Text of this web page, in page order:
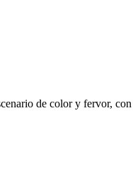
de color y fervor, con